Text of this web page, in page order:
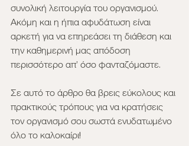
συνολική λειτουργία του οργανισμού.
Ακόμη και η ήπια αφυδάτωση είναι
αρκετή για να επηρεάσει τη διάθεση και
την καθημερινή μας απόδοση
περισσότερο απ’ όσο φανταζόμαστε.
Σε αυτό το άρθρο θα βρεις εύκολους και
πρακτικούς τρόπους για να κρατήσεις
τον οργανισμό σου σωστά ενυδατωμένο
όλο το καλοκαίρι!